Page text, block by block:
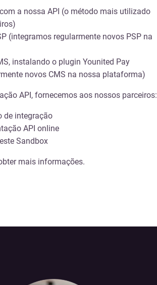
a nossa API (o método mais utilizado
(integramos regularmente novos PSP na
instalando o plugin Younited Pay
novos CMS na nossa plataforma)
API, fornecemos aos nossos parceiros:
de integração
API online
Sandbox
mais informações.